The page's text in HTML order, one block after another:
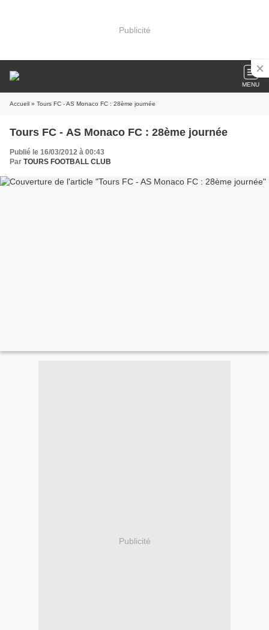
Publicité
MENU
Accueil » Tours FC - AS Monaco FC : 28ème journée
Tours FC - AS Monaco FC : 28ème journée
Publié le 16/03/2012 à 00:43
Par TOURS FOOTBALL CLUB
Publicité